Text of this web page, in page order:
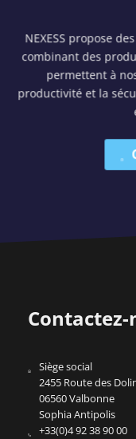
NEXESS propose
combinant des
permettent à
productivité et la
Contactez-
Siège social
2455 Route des
06560 Valbonne
Sophia Antipolis
+33(0)4 92 38 90 00